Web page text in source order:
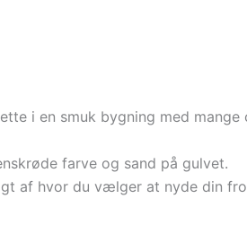
i en smuk bygning med
farve og sand på gulvet.
af hvor du vælger at nyde din